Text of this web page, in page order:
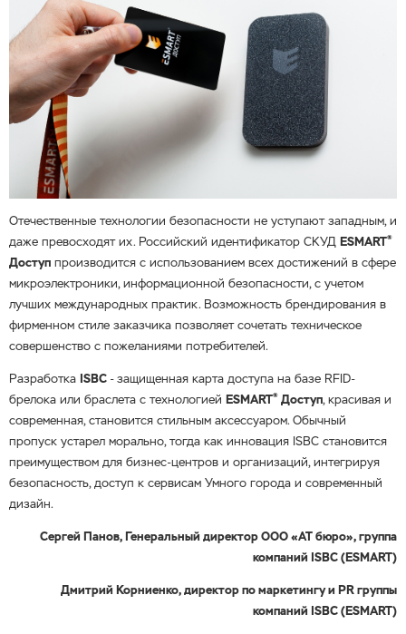
Отечественные технологии безопасности не уступают западным, и
даже превосходят их. Российский идентификатор СКУД ESMART®
Доступ производится с использованием всех достижений в сфере
микроэлектроники, информационной безопасности, с учетом
лучших международных практик. Возможность брендирования в
фирменном стиле заказчика позволяет сочетать техническое
совершенство с пожеланиями потребителей.
Разработка ISBC - защищенная карта доступа на базе RFID-
брелока или браслета с технологией ESMART® Доступ, красивая и
современная, становится стильным аксессуаром. Обычный
пропуск устарел морально, тогда как инновация ISBC становится
преимуществом для бизнес-центров и организаций, интегрируя
безопасность, доступ к сервисам Умного города и современный
дизайн.
Сергей Панов, Генеральный директор ООО «АТ бюро», группа
компаний ISBC (ESMART)
Дмитрий Корниенко, директор по маркетингу и PR группы
компаний ISBC (ESMART)